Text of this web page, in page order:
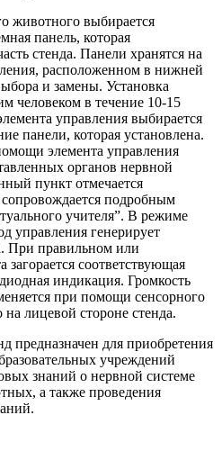
животного выбирается
панель, которая
стенда. Панели хранятся на
расположенном в нижней
и замены. Установка
человеком в течение 10-15
управления выбирается
панели, которая установлена.
элемента управления
органов нервной
пункт отмечается
подробным
учителя”. В режиме
управления генерирует
При правильном или
соответствующая
индикация. Громкость
при помощи сенсорного
лицевой стороне стенда.
предназначен для приобретения
учреждений
знаний о нервной системе
а также проведения